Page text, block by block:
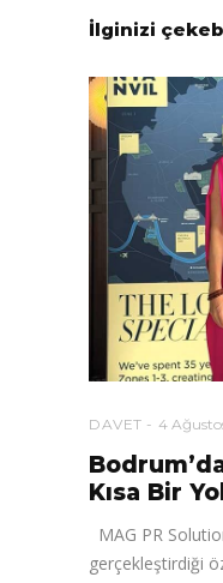
İlginizi
DAVET 4
Kısa Bir
MAG PR
gerçekleştirdiği